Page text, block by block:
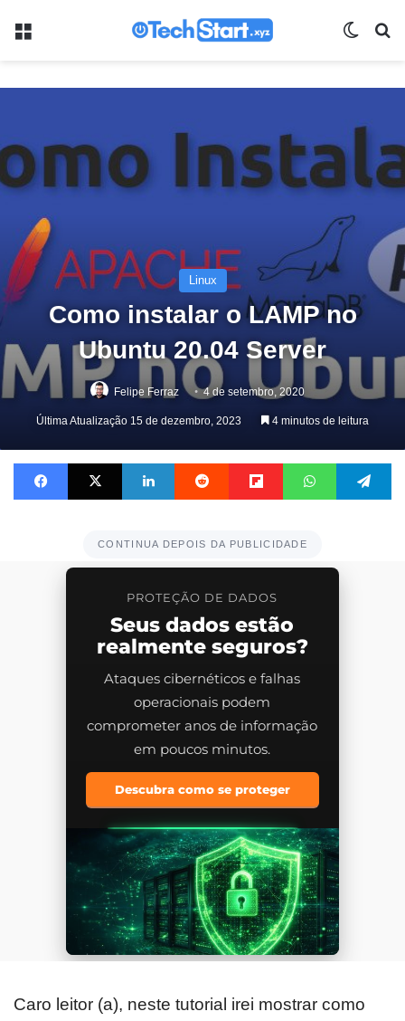
Menu
Linux
Como instalar o LAMP no
Ubuntu 20.04 Server
Felipe Ferraz 4 de setembro, 2020
Última Atualização 15 de dezembro, 2023 4 minutos de leitura
Facebook X Linkedin Reddit Flipboard WhatsApp
CONTINUA DEPOIS DA PUBLICIDADE
PROTEÇÃO DE DADOS
Seus dados estão
realmente seguros?
Ataques cibernéticos e falhas
operacionais podem
comprometer anos de informação
em poucos minutos.
Descubra como se proteger
Caro leitor (a), neste tutorial irei mostrar como